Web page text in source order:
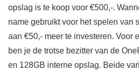
opslag is te koop voor €500,-.
name gebruikt voor het spelen van
aan €50,- meer te investeren. Voor
ben je de trotse bezitter van de
en 128GB interne opslag. Beide